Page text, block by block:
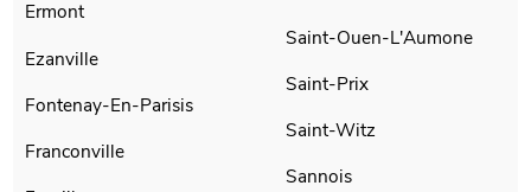
Ermont
Ezanville
Fontenay-En-Parisis
Franconville
Saint-Ouen-L'Aumone
Saint-Prix
Saint-Witz
Sannois